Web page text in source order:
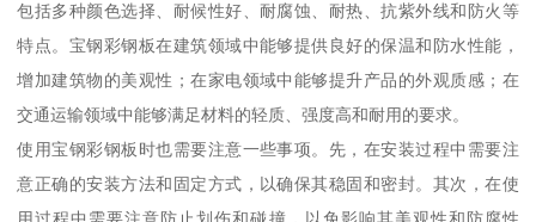
包括多种颜色选择、耐候性好、耐腐蚀、耐热、抗紫外线和防火等
特点。宝钢彩钢板在建筑领域中能够提供良好的保温和防水性能，
增加建筑物的美观性；在家电领域中能够提升产品的外观质感；在
交通运输领域中能够满足材料的轻质、强度高和耐用的要求。
使用宝钢彩钢板时也需要注意一些事项。先，在安装过程中需要注
意正确的安装方法和固定方式，以确保其稳固和密封。其次，在使